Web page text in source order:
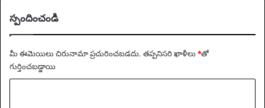
స్పందించండి
మీ ఈమెయిలు చిరునామా ప్రచురించబడదు. తప్పనిసరి ఖాళీలు *‌తో
గుర్తించబడ్డాయి